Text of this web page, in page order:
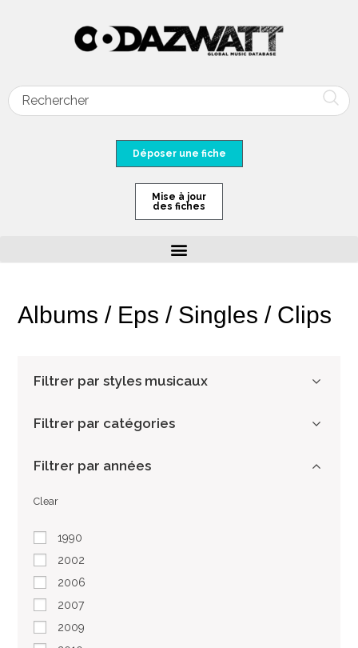
Déposer une fiche
Mise à jour
des fiches
Albums / Eps / Singles / Clips
Filtrer par styles musicaux
Filtrer par catégories
Filtrer par années
Clear
1990
2002
2006
2007
2009